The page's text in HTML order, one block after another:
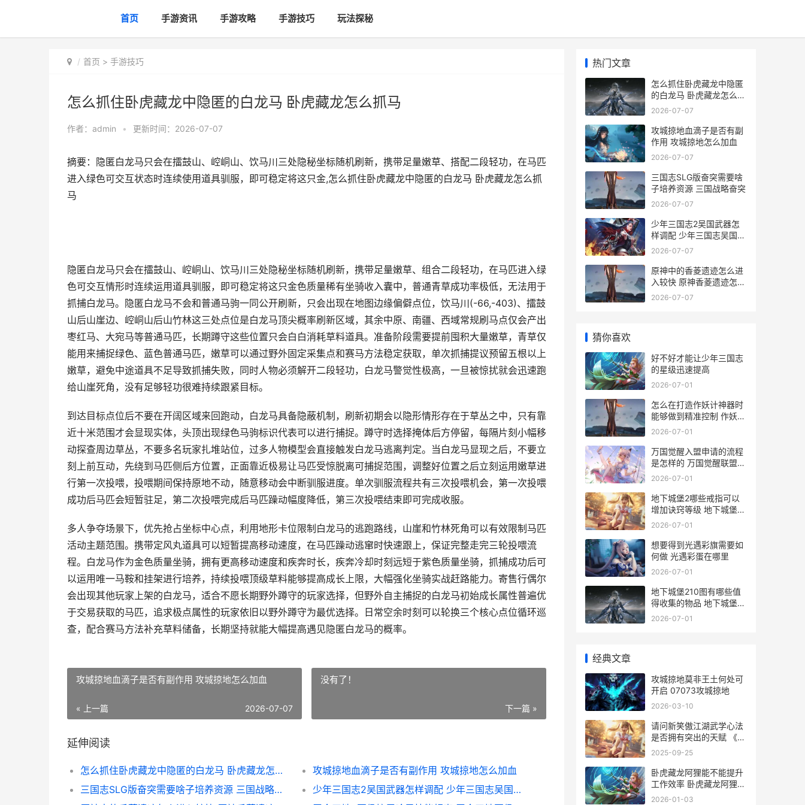
首页 手游资讯 手游攻略 手游技巧 玩法探秘
首页 > 手游技巧
怎么抓住卧虎藏龙中隐匿的白龙马 卧虎藏龙怎么抓马
作者： admin • 更新时间：2026-07-07
摘要：隐匿白龙马只会在擂鼓山、崆峒山、饮马川三处隐秘坐标随机刷新，携带足量嫩草、搭配二段轻功，在马匹
进入绿色可交互状态时连续使用道具驯服，即可稳定将这只金,怎么抓住卧虎藏龙中隐匿的白龙马 卧虎藏龙怎么抓
马
隐匿白龙马只会在擂鼓山、崆峒山、饮马川三处隐秘坐标随机刷新，携带足量嫩草、组合二段轻功，在马匹进入绿
色可交互情形时连续运用道具驯服，即可稳定将这只金色质量稀有坐骑收入囊中，普通青草成功率极低，无法用于
抓捕白龙马。隐匿白龙马不会和普通马驹一同公开刷新，只会出现在地图边缘偏僻点位，饮马川(-66,-403)、擂鼓
山后山崖边、崆峒山后山竹林这三处点位是白龙马顶尖概率刷新区域，其余中原、南疆、西域常规刷马点仅会产出
枣红马、大宛马等普通马匹，长期蹲守这些位置只会白白消耗草料道具。准备阶段需要提前囤积大量嫩草，青草仅
能用来捕捉绿色、蓝色普通马匹，嫩草可以通过野外固定采集点和赛马方法稳定获取，单次抓捕提议预留五根以上
嫩草，避免中途道具不足导致抓捕失败，同时人物必须解开二段轻功，白龙马警觉性极高，一旦被惊扰就会迅速跑
给山崖死角，没有足够轻功很难持续跟紧目标。
到达目标点位后不要在开阔区域来回跑动，白龙马具备隐蔽机制，刷新初期会以隐形情形存在于草丛之中，只有靠
近十米范围才会显现实体，头顶出现绿色马驹标识代表可以进行捕捉。蹲守时选择掩体后方停留，每隔片刻小幅移
动探查周边草丛，不要多名玩家扎堆站位，过多人物模型会直接触发白龙马逃离判定。当白龙马显现之后，不要立
刻上前互动，先绕到马匹侧后方位置，正面靠近极易让马匹受惊脱离可捕捉范围，调整好位置之后立刻运用嫩草进
行第一次投喂，投喂期间保持原地不动，随意移动会中断驯服进度。单次驯服流程共有三次投喂机会，第一次投喂
成功后马匹会短暂驻足，第二次投喂完成后马匹躁动幅度降低，第三次投喂结束即可完成收服。
多人争夺场景下，优先抢占坐标中心点，利用地形卡位限制白龙马的逃跑路线，山崖和竹林死角可以有效限制马匹
活动主题范围。携带定风丸道具可以短暂提高移动速度，在马匹躁动逃窜时快速跟上，保证完整走完三轮投喂流
程。白龙马作为金色质量坐骑，拥有更高移动速度和疾奔时长，疾奔冷却时刻远短于紫色质量坐骑，抓捕成功后可
以运用唯一马鞍和挂架进行培养，持续投喂顶级草料能够提高成长上限，大幅强化坐骑实战赶路能力。寄售行偶尔
会出现其他玩家上架的白龙马，适合不愿长期野外蹲守的玩家选择，但野外自主捕捉的白龙马初始成长属性普遍优
于交易获取的马匹，追求极点属性的玩家依旧以野外蹲守为最优选择。日常空余时刻可以轮换三个核心点位循环巡
查，配合赛马方法补充草料储备，长期坚持就能大幅提高遇见隐匿白龙马的概率。
攻城掠地血滴子是否有副作用 攻城掠地怎么加血
« 上一篇 2026-07-07
没有了！
下一篇 »
延伸阅读
怎么抓住卧虎藏龙中隐匿的白龙马 卧虎藏龙怎么抓马
攻城掠地血滴子是否有副作用 攻城掠地怎么加血
三国志SLG版奋突需要啥子培养资源 三国战略奋突
少年三国志2吴国武器怎样调配 少年三国志吴国双红将第六人是谁
热门文章
怎么抓住卧虎藏龙中隐匿
的白龙马 卧虎藏龙怎么抓
马
2026-07-07
攻城掠地血滴子是否有副
作用 攻城掠地怎么加血
2026-07-07
三国志SLG版奋突需要啥
子培养资源 三国战略奋突
2026-07-07
少年三国志2吴国武器怎
样调配 少年三国志吴国双
红将第六人是谁
2026-07-07
原神中的香菱遗迹怎么进
入较快 原神香菱遗迹怎么
过
2026-07-07
猜你喜欢
好不好才能让少年三国志
的星级迅速提高
2026-07-01
怎么在打造作妖计神器时
能够做到精准控制 作妖的
方法
2026-07-01
万国觉醒入盟申请的流程
是怎样的 万国觉醒联盟怎
么设置进盟门槛
2026-07-01
地下城堡2哪些戒指可以
增加诀窍等级 地下城堡2
哪些英雄需要极品属性
2026-07-01
想要得到光遇彩旗需要如
何做 光遇彩蛋在哪里
2026-07-01
地下城堡210图有哪些值
得收集的物品 地下城堡
220图
2026-07-01
经典文章
攻城掠地莫非王土何处可
开启 07073攻城掠地
2026-03-10
请问新笑傲江湖武学心法
是否拥有突出的天赋 《新
笑傲江湖》
2025-09-25
卧虎藏龙阿狸能不能提升
工作效率 卧虎藏龙阿狸能
活多少岁
2026-01-03